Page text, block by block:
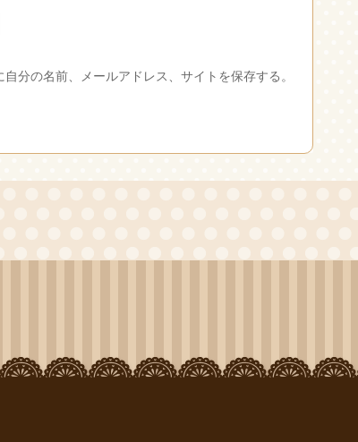
分の名前、メールアドレス、サイトを保存する。